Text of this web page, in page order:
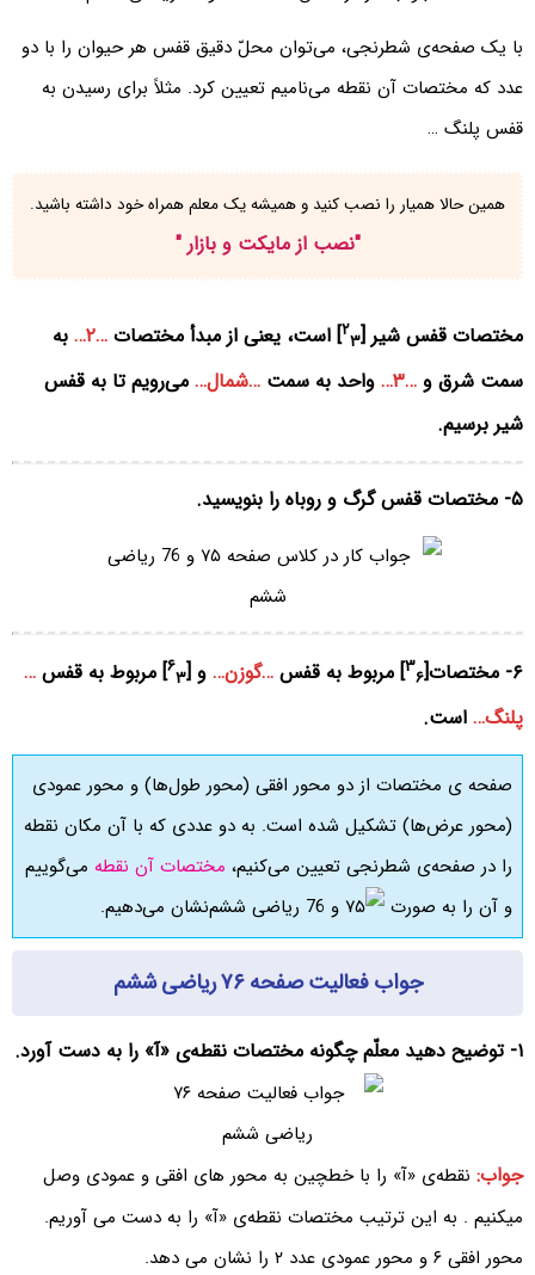
با یک صفحه‌ی شطرنجی، می‌توان محلّ دقیق قفس هر حیوان را با دو
عدد که مختصات آن نقطه می‌نامیم تعیین کرد. مثلاً برای رسیدن به
قفس پلنگ …
همین حالا همیار را نصب کنید و همیشه یک معلم همراه خود داشته باشید.
"نصب از مایکت و بازار "
مختصات قفس شیر [ ۲
۳ ] است، یعنی از مبدأ مختصات …۲…
به
سمت شرق و …۳… واحد به سمت …شمال… می‌رویم تا به قفس
شیر برسیم.
۵- مختصات قفس گرگ و روباه را بنویسید.
۶- مختصات[ ۳
۶ ] مربوط به قفس …گوزن… و [ ۶
۳ ] مربوط به قفس …
پلنگ… است.
صفحه ی مختصات از دو محور افقی (محور طول‌ها) و محور عمودی
(محور عرض‌ها) تشکیل شده است. به دو عددی که با آن مکان نقطه
را در صفحه‌ی شطرنجی تعیین می‌کنیم، مختصات آن نقطه می‌گوییم
و آن را به صورت
نشان می‌دهیم.
جواب فعالیت صفحه ۷۶ ریاضی ششم
۱- توضیح دهید معلّم چگونه مختصات نقطه‌ی «آ» را به دست آورد.
جواب: نقطه‌ی «آ» را با خطچین به محور های افقی و عمودی وصل
میکنیم . به این ترتیب مختصات نقطه‌ی «آ» را به دست می آوریم.
محور افقی ۶ و محور عمودی عدد ۲ را نشان می دهد.